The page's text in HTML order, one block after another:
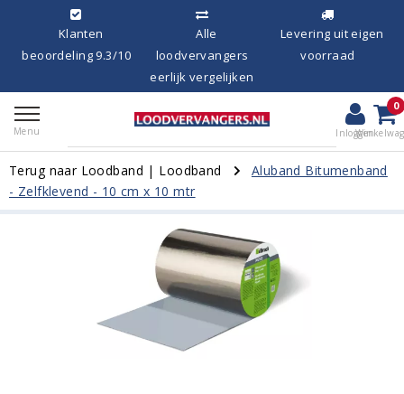
Klanten
beoordeling 9.3/10
Alle
loodvervangers
eerlijk vergelijken
Levering uit eigen
voorraad
Menu Inloggen
0
Terug naar Loodband | Loodband
Aluband Bitumenband
- Zelfklevend - 10 cm x 10 mtr